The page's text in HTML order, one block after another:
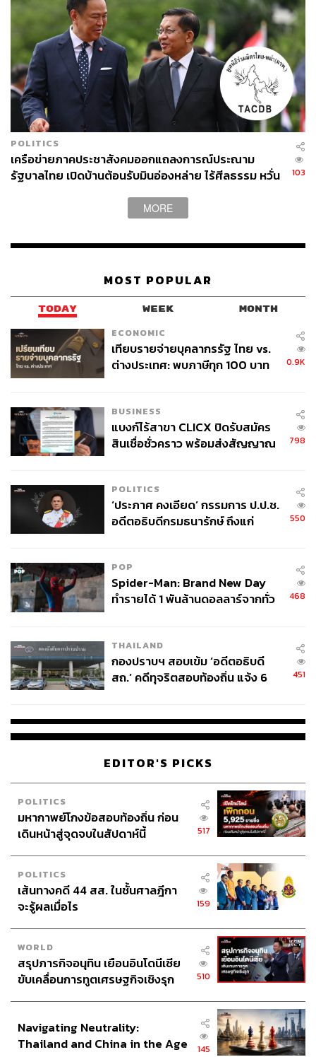
POLITICS
เครือข่ายภาคประชาสังคมออกแถลงการณ์ประณาม
รัฐบาลไทย เปิดบ้านต้อนรับมินอ่องหล่าย ไร้ศีลธรรม หวั่น
103
MORE
MOST POPULAR
TODAY WEEK MONTH
ECONOMIC
เทียบรายจ่ายบุคลากรรัฐ ไทย vs.
ต่างประเทศ: พบภาษีทุก 100 บาท
0.9K
BUSINESS
แบงก์ไร้สาขา CLICX ปิดรับสมัคร
สินเชื่อชั่วคราว พร้อมส่งสัญญาณ
798
POLITICS
‘ประภาศ คงเอียด’ กรรมการ ป.ป.ช.
อดีตอธิบดีกรมธนารักษ์ ถึงแก่
550
POP
Spider-Man: Brand New Day
ทำรายได้ 1 พันล้านดอลลาร์จากทั่ว
468
THAILAND
กองปราบฯ สอบเข้ม ‘อดีตอธิบดี
สถ.’ คดีทุจริตสอบท้องถิ่น แจ้ง 6
451
EDITOR'S PICKS
POLITICS
มหากาพย์โกงข้อสอบท้องถิ่น ก่อน
เดินหน้าสู่จุดจบในสัปดาห์นี้
517
POLITICS
เส้นทางคดี 44 สส. ในชั้นศาลฎีกา
จะรู้ผลเมื่อไร
159
WORLD
สรุปภารกิจอนุทิน เยือนอินโดนีเซีย
ขับเคลื่อนการทูตเศรษฐกิจเชิงรุก
510
Navigating Neutrality:
Thailand and China in the Age
145